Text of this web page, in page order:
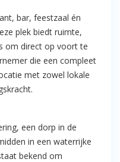
bar, feestzaal én
plek biedt ruimte,
om direct op voort te
die een compleet
met zowel lokale
een dorp in de
in een waterrijke
bekend om